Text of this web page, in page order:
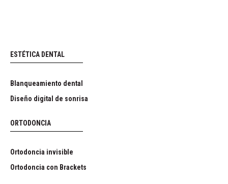
ESTÉTICA DENTAL
Blanqueamiento dental
Diseño digital de sonrisa
ORTODONCIA
Ortodoncia invisible
Ortodoncia con Brackets